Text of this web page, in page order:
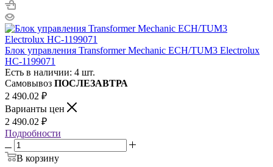
Блок управления Transformer Mechanic ECH/TUM3 Electrolux
НС-1199071
Есть в наличии: 4 шт.
Самовывоз ПОСЛЕЗАВТРА
2 490.02 ₽
Варианты цен
2 490.02 ₽
Подробности
В корзину